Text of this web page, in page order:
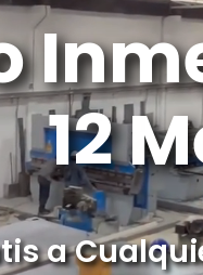
12
a